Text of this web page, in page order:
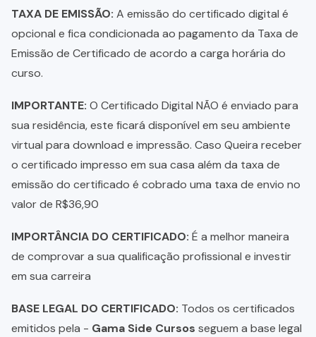
TAXA DE EMISSÃO: A emissão do certificado digital é
opcional e fica condicionada ao pagamento da Taxa de
Emissão de Certificado de acordo a carga horária do
curso.
IMPORTANTE: O Certificado Digital NÃO é enviado para
sua residência, este ficará disponível em seu ambiente
virtual para download e impressão. Caso Queira receber
o certificado impresso em sua casa além da taxa de
emissão do certificado é cobrado uma taxa de envio no
valor de R$36,90
IMPORTÂNCIA DO CERTIFICADO: É a melhor maneira
de comprovar a sua qualificação profissional e investir
em sua carreira
BASE LEGAL DO CERTIFICADO: Todos os certificados
emitidos pela - Gama Side Cursos seguem a base legal